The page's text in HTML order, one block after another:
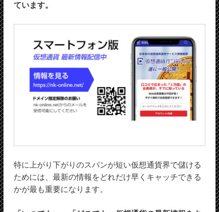
ています。
特に上がり下がりのスパンが短い仮想通貨界で儲ける
ためには、最新の情報をどれだけ早くキャッチできる
かが最も重要になります。